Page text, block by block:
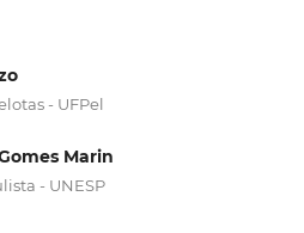
- UFPel
Marin
- UNESP